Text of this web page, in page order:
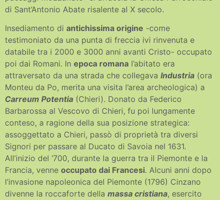
di Sant’Antonio Abate risalente al X secolo.
Insediamento di antichissima origine -come
testimoniato da una punta di freccia ivi rinvenuta e
databile tra i 2000 e 3000 anni avanti Cristo- occupato
poi dai Romani. In epoca romana l’abitato era
attraversato da una strada che collegava Industria (ora
Monteu da Po, merita una visita l’area archeologica) a
Carreum Potentia (Chieri). Donato da Federico
Barbarossa al Vescovo di Chieri, fu poi lungamente
conteso, a ragione della sua posizione strategica:
assoggettato a Chieri, passò di proprietà tra diversi
Signori per passare al Ducato di Savoia nel 1631.
All’inizio del ‘700, durante la guerra tra il Piemonte e la
Francia, venne occupato dai Francesi. Alcuni anni dopo
l’invasione napoleonica del Piemonte (1796) Cinzano
divenne la roccaforte della massa cristiana, esercito